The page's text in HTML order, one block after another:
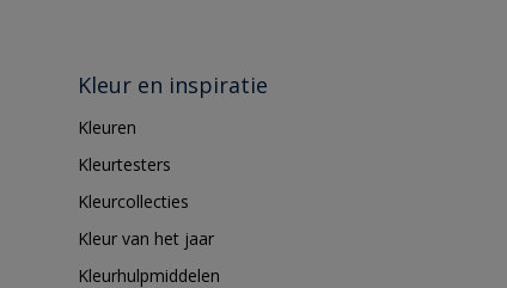
Kleur en inspiratie
Kleuren
Kleurtesters
Kleurcollecties
Kleur van het jaar
Kleurhulpmiddelen